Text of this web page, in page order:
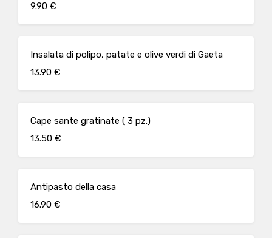
9.90 €
Insalata di polipo, patate e olive verdi di Gaeta
13.90 €
Cape sante gratinate ( 3 pz.)
13.50 €
Antipasto della casa
16.90 €